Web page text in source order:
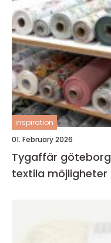
inspiration
01. February 2026
Tygaffär göteborg en guide till stadens
textila möjligheter